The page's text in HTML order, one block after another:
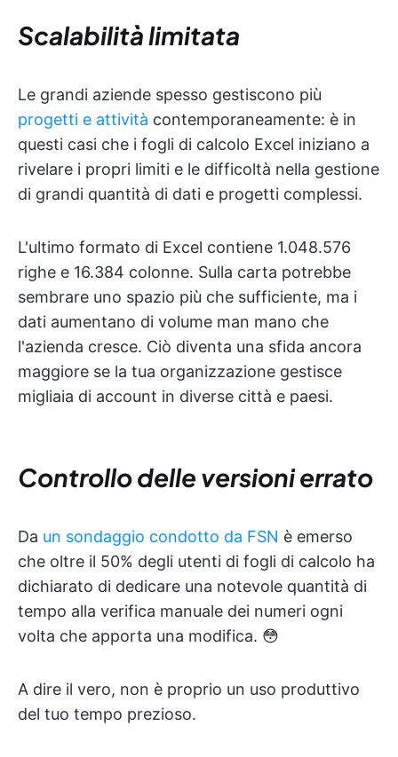
Scalabilità limitata
Le grandi aziende spesso gestiscono più
progetti e attività contemporaneamente: è in
questi casi che i fogli di calcolo Excel iniziano a
rivelare i propri limiti e le difficoltà nella gestione
di grandi quantità di dati e progetti complessi.
L'ultimo formato di Excel contiene 1.048.576
righe e 16.384 colonne. Sulla carta potrebbe
sembrare uno spazio più che sufficiente, ma i
dati aumentano di volume man mano che
l'azienda cresce. Ciò diventa una sfida ancora
maggiore se la tua organizzazione gestisce
migliaia di account in diverse città e paesi.
Controllo delle versioni errato
Da un sondaggio condotto da FSN è emerso
che oltre il 50% degli utenti di fogli di calcolo ha
dichiarato di dedicare una notevole quantità di
tempo alla verifica manuale dei numeri ogni
volta che apporta una modifica. 😳
A dire il vero, non è proprio un uso produttivo
del tuo tempo prezioso.